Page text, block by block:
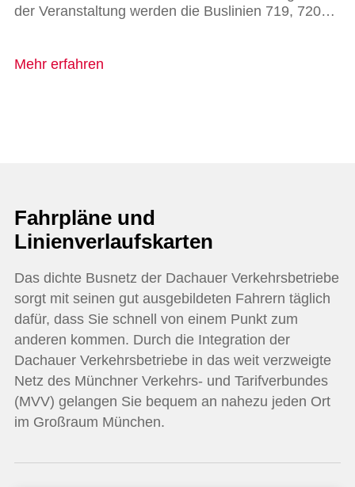
der Veranstaltung werden die Buslinien 719, 720…
Mehr erfahren
Fahrpläne und
Linienverlaufskarten
Das dichte Busnetz der Dachauer Verkehrsbetriebe
sorgt mit seinen gut ausgebildeten Fahrern täglich
dafür, dass Sie schnell von einem Punkt zum
anderen kommen. Durch die Integration der
Dachauer Verkehrsbetriebe in das weit verzweigte
Netz des Münchner Verkehrs- und Tarifverbundes
(MVV) gelangen Sie bequem an nahezu jeden Ort
im Großraum München.